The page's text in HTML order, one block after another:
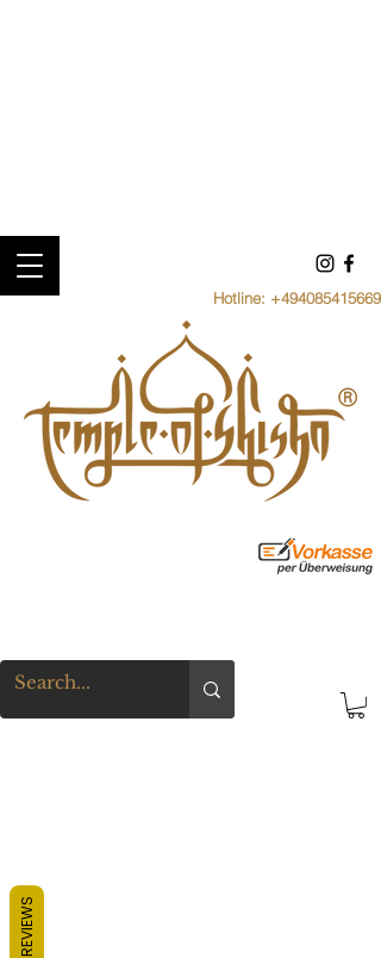
Hotline: +494085415669
REVIEWS